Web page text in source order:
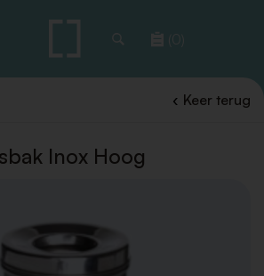
(0)
Keer terug
Inox Hoog